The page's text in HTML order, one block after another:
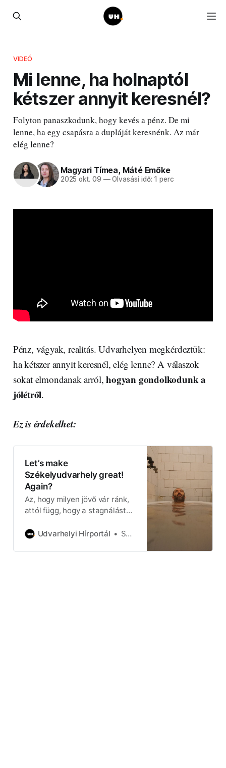
VIDEÓ
Mi lenne, ha holnaptól
kétszer annyit keresnél?
Folyton panaszkodunk, hogy kevés a pénz. De mi
lenne, ha egy csapásra a dupláját keresnénk. Az már
elég lenne?
Magyari Tímea, Máté Emőke
2025 okt. 09 —Olvasási idő: 1 perc
Pénz, vágyak, realitás. Udvarhelyen megkérdeztük:
ha kétszer annyit keresnél, elég lenne? A válaszok
sokat elmondanak arról,hogyan gondolkodunk a
jólétről.
Ez is érdekelhet:
Let’s make
Székelyudvarhely great!
Again?
Az, hogy milyen jövő vár ránk,
attól függ, hogy a stagnálástól
jobban. Mire tippelsz?
Udvarhelyi Hírportál Soós Róbert